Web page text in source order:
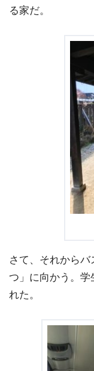
る家だ。
さて、それから
つ」に向かう。学
れた。